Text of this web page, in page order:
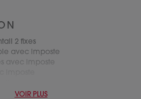
2 fixes
avec imposte
avec imposte
VOIR PLUS